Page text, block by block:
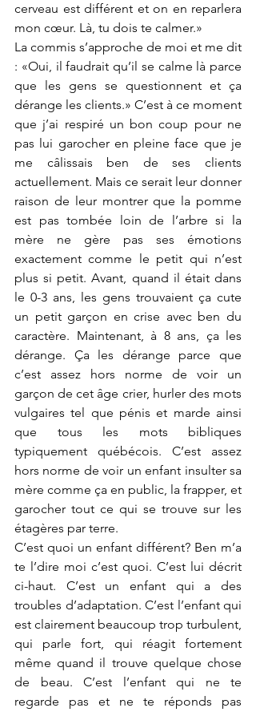
cerveau est différent et on en reparlera
mon cœur. Là, tu dois te calmer.»
La commis s’approche de moi et me dit
: «Oui, il faudrait qu’il se calme là parce
que les gens se questionnent et ça
dérange les clients.» C’est à ce moment
que j’ai respiré un bon coup pour ne
pas lui garocher en pleine face que je
me câlissais ben de ses clients
actuellement. Mais ce serait leur donner
raison de leur montrer que la pomme
est pas tombée loin de l’arbre si la
mère ne gère pas ses émotions
exactement comme le petit qui n’est
plus si petit. Avant, quand il était dans
le 0-3 ans, les gens trouvaient ça cute
un petit garçon en crise avec ben du
caractère. Maintenant, à 8 ans, ça les
dérange. Ça les dérange parce que
c’est assez hors norme de voir un
garçon de cet âge crier, hurler des mots
vulgaires tel que pénis et marde ainsi
que tous les mots bibliques
typiquement québécois. C’est assez
hors norme de voir un enfant insulter sa
mère comme ça en public, la frapper, et
garocher tout ce qui se trouve sur les
étagères par terre.
C’est quoi un enfant différent? Ben m’a
te l’dire moi c’est quoi. C’est lui décrit
ci-haut. C’est un enfant qui a des
troubles d’adaptation. C’est l’enfant qui
est clairement beaucoup trop turbulent,
qui parle fort, qui réagit fortement
même quand il trouve quelque chose
de beau. C’est l’enfant qui ne te
regarde pas et ne te réponds pas